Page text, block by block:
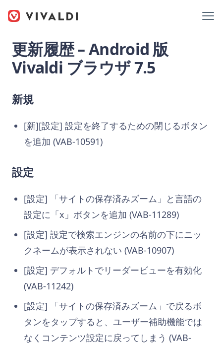
更新履歴 – Android 版
Vivaldi ブラウザ 7.5
新規
[新][設定] 設定を終了するための閉じるボタン
を追加 (VAB-10591)
設定
[設定] 「サイトの保存済みズーム」と言語の
設定に「x」ボタンを追加 (VAB-11289)
[設定] 設定で検索エンジンの名前の下にニッ
クネームが表示されない (VAB-10907)
[設定] デフォルトでリーダービューを有効化
(VAB-11242)
[設定] 「サイトの保存済みズーム」で戻るボ
タンをタップすると、ユーザー補助機能では
なくコンテンツ設定に戻ってしまう (VAB-